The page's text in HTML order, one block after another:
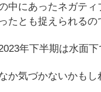
中にあったネガテ
たとも捉えられるの
年下半期は水面
か気づかないかも